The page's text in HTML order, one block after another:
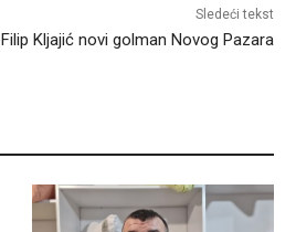
Sledeći tekst
Filip Kljajić novi golman Novog Pazara